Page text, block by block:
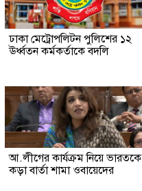
ঢাকা মেট্রোপলিটন পুলিশের ১২
ঊর্ধ্বতন কর্মকর্তাকে বদলি
আ.লীগের কার্যক্রম নিয়ে ভারতকে
কড়া বার্তা শামা ওবায়েদের